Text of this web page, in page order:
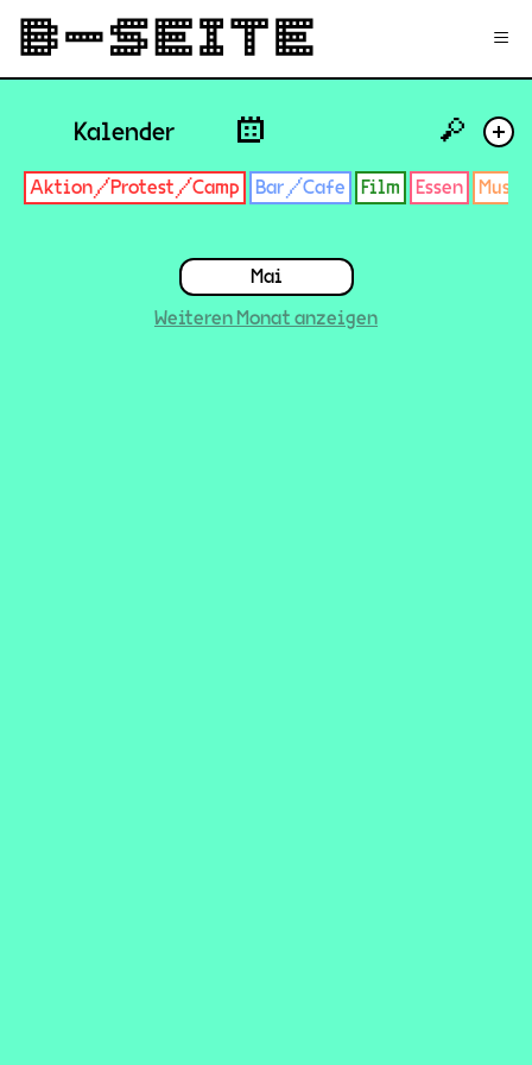
≡
Kalender +
🔎
Aktion/Protest/Camp Bar/Cafe Film Essen
Mai
Weiteren Monat anzeigen